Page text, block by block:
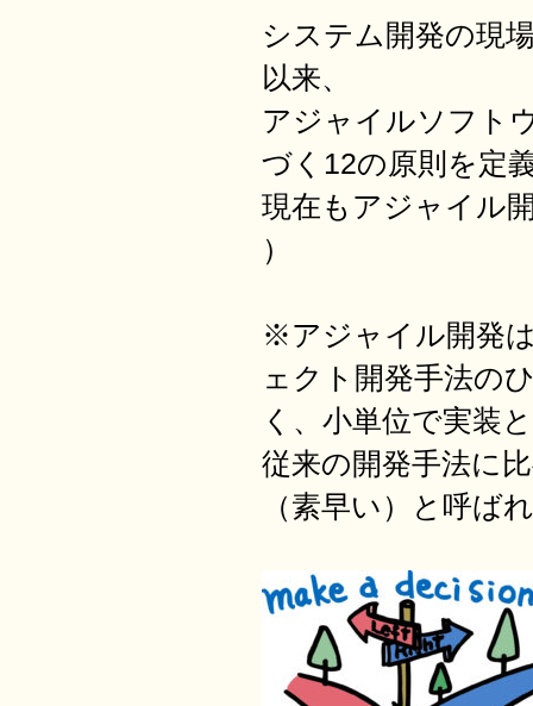
システム開発の現
以来、
アジャイルソフト
づく12の原則を定
現在もアジャイル
）
※アジャイル開発
ェクト開発手法の
く、小単位で実装
従来の開発手法に
（素早い）と呼ば